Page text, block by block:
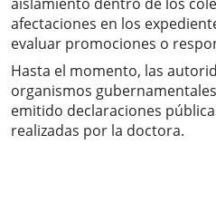
afectaciones en los
evaluar promociones o
Hasta el momento, las
organismos
emitido declaraciones
realizadas por la doctora.